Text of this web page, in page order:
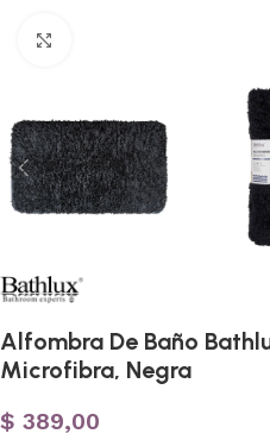
Alfombra De Baño
Microfibra, Negra
$ 389,00